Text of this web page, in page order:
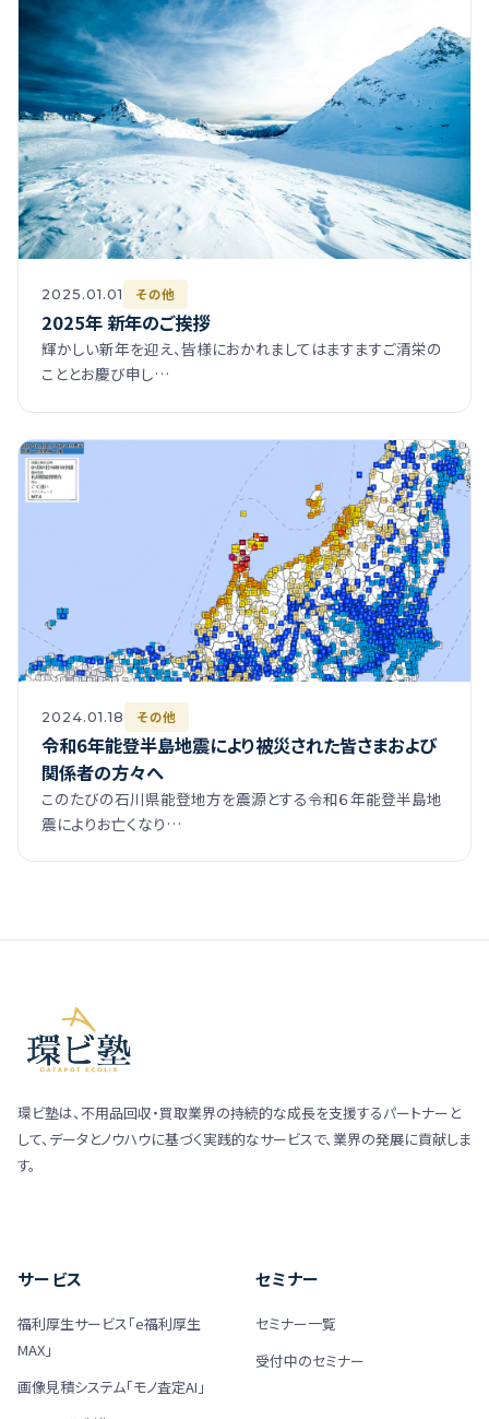
2025.01.01 その他
2025年 新年のご挨拶
輝かしい新年を迎え、皆様におかれましてはますますご清栄の
こととお慶び申し…
2024.01.18 その他
令和6年能登半島地震により被災された皆さまおよび
関係者の方々へ
このたびの石川県能登地方を震源とする令和６年能登半島地
震によりお亡くなり…
環ビ塾は、不用品回収・買取業界の持続的な成長を支援するパートナーと
して、データとノウハウに基づく実践的なサービスで、業界の発展に貢献しま
す。
サービス
福利厚生サービス「e福利厚生
MAX」
画像見積システム「モノ査定AI」
セミナー
セミナー一覧
受付中のセミナー